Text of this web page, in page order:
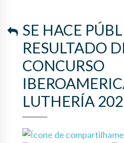
SE HACE
RESULTADO
CONCURSO
LUTHERÍA